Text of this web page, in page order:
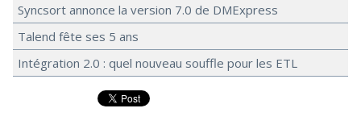
Syncsort annonce la version 7.0 de DMExpress
Talend fête ses 5 ans
Intégration 2.0 : quel nouveau souffle pour les ETL